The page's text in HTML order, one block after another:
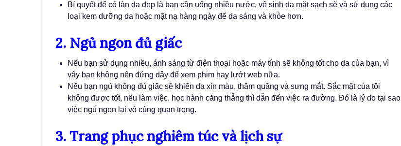
Bí quyết để có làn da đẹp là bạn cần uống nhiều nước, vệ sinh da mặt sạch sẽ và sử dụng các
loại kem dưỡng da hoặc mặt nạ hàng ngày để da sáng và khỏe hơn.
2. Ngủ ngon đủ giấc
Nếu bạn sử dụng nhiều, ánh sáng từ điện thoại hoặc máy tính sẽ không tốt cho da của bạn, vì
vậy bạn không nên đứng dậy để xem phim hay lướt web nữa.
Nếu bạn ngủ không đủ giấc sẽ khiến da xỉn màu, thâm quầng và sưng mắt. Sắc mặt của tôi
không được tốt, nếu làm việc, học hành căng thẳng thì dẫn đến việc ra đường. Đó là lý do tại sao
việc ngủ ngon lại vô cùng quan trọng.
3. Trang phục nghiêm túc và lịch sự